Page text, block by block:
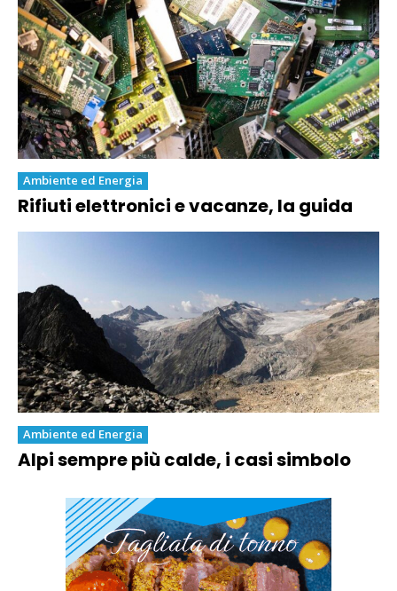
Ambiente ed Energia
Rifiuti elettronici e vacanze, la guida
Ambiente ed Energia
Alpi sempre più calde, i casi simbolo